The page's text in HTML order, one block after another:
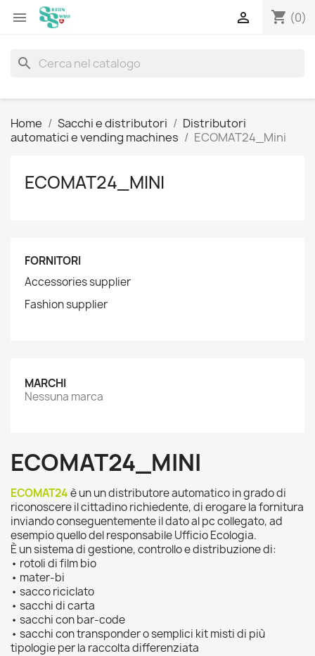
 shopping_cart (0)

search
Home Sacchi e distributori
Distributori
automatici e vending machines
ECOMAT24_Mini
ECOMAT24_MINI
FORNITORI
Accessories supplier
Fashion supplier
MARCHI
Nessuna marca
ECOMAT24_MINI
ECOMAT24è un un distributore automatico in grado di
riconoscere il cittadino richiedente, di erogare la fornitura
inviando conseguentemente il dato al pc collegato, ad
esempio quello del responsabile Ufficio Ecologia.
È un sistema di gestione, controllo e distribuzione di:
• rotoli di film bio
• mater-bi
• sacco riciclato
• sacchi di carta
• sacchi con bar-code
• sacchi con transponder o semplici kit misti di più
tipologie per la raccolta differenziata